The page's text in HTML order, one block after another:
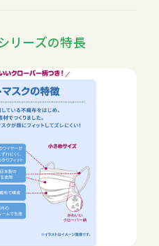
リーズの特長